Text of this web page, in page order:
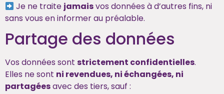
Je ne traite jamaisvos données à d’autres fins, ni
sans vous en informer au préalable.
Partage des données
Vos données sont strictement confidentielles.
Elles ne sont ni revendues, ni échangées, ni
partagéesavec des tiers, sauf :